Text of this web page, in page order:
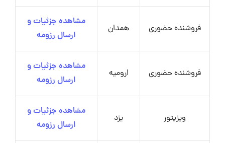
فروشنده حضوری همدان
مشاهده جزئیات و
ارسال رزومه
فروشنده حضوری ارومیه
مشاهده جزئیات و
ارسال رزومه
ویزیتور یزد
مشاهده جزئیات و
ارسال رزومه